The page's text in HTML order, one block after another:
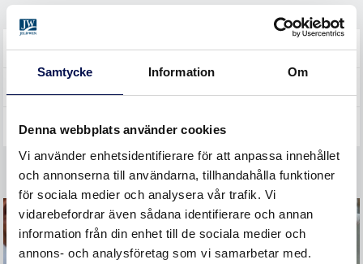
Samtycke Information Om
Denna webbplats använder cookies
Vi använder enhetsidentifierare för att anpassa innehållet
och annonserna till användarna, tillhandahålla funktioner
för sociala medier och analysera vår trafik. Vi
vidarebefordrar även sådana identifierare och annan
information från din enhet till de sociala medier och
annons- och analysföretag som vi samarbetar med.
YTTERDÖRRAR